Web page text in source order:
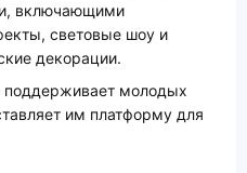
включающими
световые шоу и
декорации.
поддерживает молодых
им платформу для